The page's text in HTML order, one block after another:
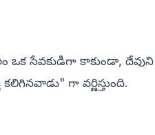
సేవకుడిగా కాకుండా, దేవుని
గా వర్ణిస్తుంది.